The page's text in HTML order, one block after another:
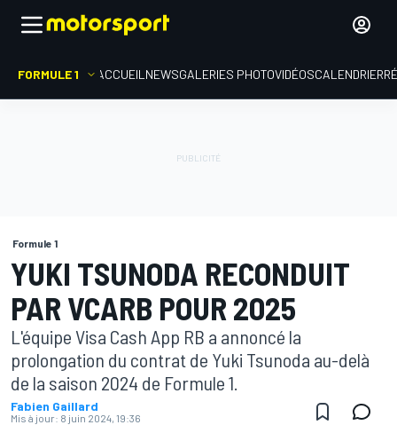
FORMULE 1 ACCUEIL NEWSGALERIES PHOTOVIDÉOSCALENDRIER
Formule 1
YUKI TSUNODA RECONDUIT
PAR VCARB POUR 2025
L'équipe Visa Cash App RB a annoncé la
prolongation du contrat de Yuki Tsunoda au-delà
de la saison 2024 de Formule 1.
Fabien Gaillard
Mis à jour: 8 juin 2024, 19:36